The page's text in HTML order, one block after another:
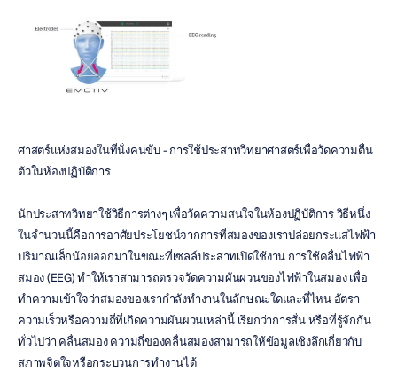
ศาสตร์แห่งสมองในที่นั่งคนขับ - การใช้ประสาทวิทยาศาสตร์เพื่อวัดความตื่น
ตัวในห้องปฏิบัติการ
นักประสาทวิทยาใช้วิธีการต่างๆ เพื่อวัดความสนใจในห้องปฏิบัติการ วิธีหนึ่ง
ในจำนวนนี้คือการอาศัยประโยชน์จากการที่สมองของเราปล่อยกระแสไฟฟ้า
ปริมาณเล็กน้อยออกมาในขณะที่เซลล์ประสาทเปิดใช้งาน การใช้คลื่นไฟฟ้า
สมอง (EEG) ทำให้เราสามารถตรวจวัดความผันผวนของไฟฟ้าในสมอง เพื่อ
ทำความเข้าใจว่าสมองของเรากำลังทำงานในลักษณะใดและที่ไหน อัตรา
ความเร็วหรือความถี่ที่เกิดความผันผวนเหล่านี้ เรียกว่าการสั่น หรือที่รู้จักกัน
ทั่วไปว่า คลื่นสมอง ความถี่ของคลื่นสมองสามารถให้ข้อมูลเชิงลึกเกี่ยวกับ
สภาพจิตใจหรือกระบวนการทำงานได้